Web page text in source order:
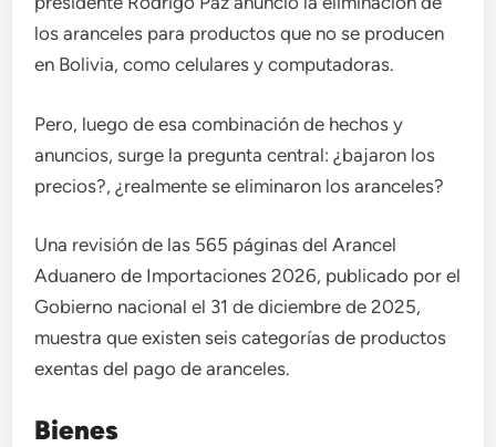
los aranceles para productos que no se producen
en Bolivia, como celulares y computadoras.
Pero, luego de esa combinación de hechos y
anuncios, surge la pregunta central: ¿bajaron los
precios?, ¿realmente se eliminaron los aranceles?
Una revisión de las 565 páginas del Arancel
Aduanero de Importaciones 2026, publicado por el
Gobierno nacional el 31 de diciembre de 2025,
muestra que existen seis categorías de productos
exentas del pago de aranceles.
Bienes